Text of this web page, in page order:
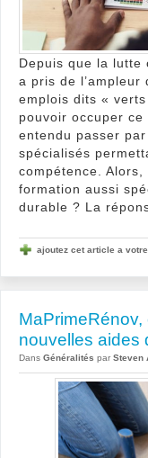
Depuis que la lutte
a pris de
emplois dits «
pouvoir occuper
entendu passer
spécialisés
compétence.
formation aussi
durable ? La
ajoutez cet article a
nouvelles aides
Dans Généralités par Steven